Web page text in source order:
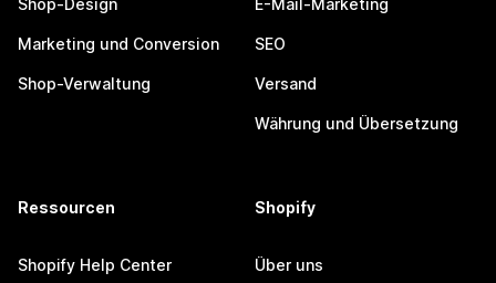
Shop-Design
Marketing und Conversion
Shop-Verwaltung
E-Mail-Marketing
SEO
Versand
Währung und Übersetzung
Ressourcen
Shopify Help Center
Shopify
Über uns